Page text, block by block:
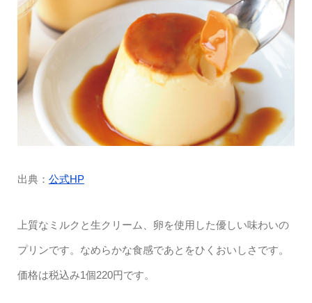
出典： 公式HP
上質なミルクと生クリーム、卵を使用した優しい味わいの
プリンです。なめらかな食感であとをひくおいしさです。
価格は税込み1個220円です。